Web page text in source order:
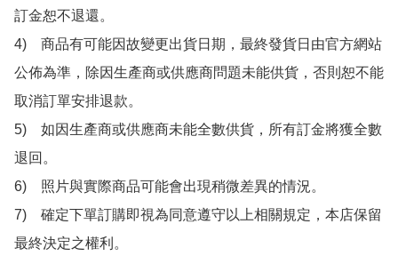
訂金恕不退還。
4)　商品有可能因故變更出貨日期，最終發貨日由官方網站
公佈為準，除因生產商或供應商問題未能供貨，否則恕不能
取消訂單安排退款。
5)　如因生產商或供應商未能全數供貨，所有訂金將獲全數
退回。
6)　照片與實際商品可能會出現稍微差異的情況。
7)　確定下單訂購即視為同意遵守以上相關規定，本店保留
最終決定之權利。